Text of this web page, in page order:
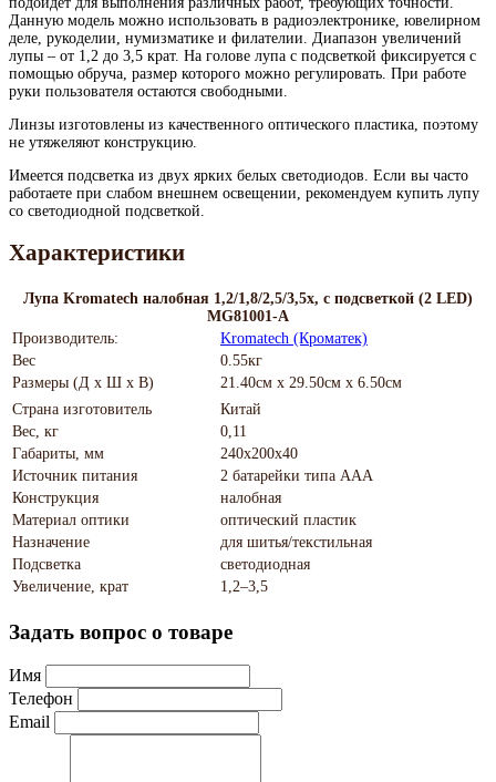
Данную модель можно использовать в радиоэлектронике, ювелирном
деле, рукоделии, нумизматике и филателии. Диапазон увеличений
лупы – от 1,2 до 3,5 крат. На голове лупа с подсветкой фиксируется с
помощью обруча, размер которого можно регулировать. При работе
руки пользователя остаются свободными.
Линзы изготовлены из качественного оптического пластика, поэтому
не утяжеляют конструкцию.
Имеется подсветка из двух ярких белых светодиодов. Если вы часто
работаете при слабом внешнем освещении, рекомендуем купить лупу
со светодиодной подсветкой.
Характеристики
Лупа Kromatech налобная 1,2/1,8/2,5/3,5x, с подсветкой (2 LED)
MG81001-A
Производитель:
Kromatech (Кроматек)
Вес
0.55кг
Размеры (Д х Ш х В)
21.40см x 29.50см x 6.50см
Страна изготовитель
Китай
Вес, кг
0,11
Габариты, мм
240х200х40
Источник питания
2 батарейки типа AAA
Конструкция
налобная
Материал оптики
оптический пластик
Назначение
для шитья/текстильная
Подсветка
светодиодная
Увеличение, крат
1,2–3,5
Задать вопрос о товаре
Имя
Телефон
Email